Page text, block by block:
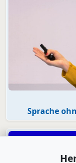
Sprache